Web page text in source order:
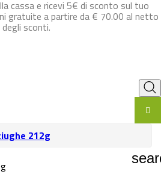
cassa e ricevi 5€ di sconto sul tuo
gratuite a partire da € 70.00 al netto
degli sconti.
212g